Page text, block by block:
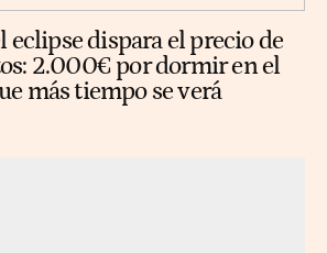
eclipse dispara el precio de
2.000€ por dormir en el
más tiempo se verá